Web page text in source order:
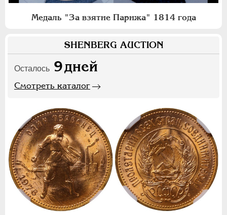
Медаль "За взятие Парижа" 1814 года
SHENBERG AUCTION
Осталось 9дней
Смотреть каталог